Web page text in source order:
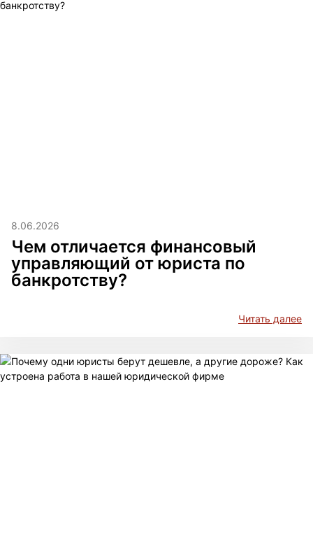
8.06.2026
Чем отличается финансовый
управляющий от юриста по
банкротству?
Читать далее